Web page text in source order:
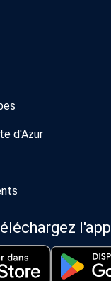
d'Azur
l'app